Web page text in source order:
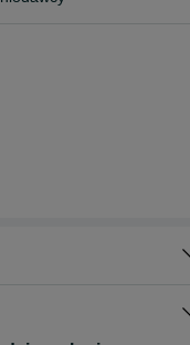
montażu.
oraz z tworzywa.
dodatkowych